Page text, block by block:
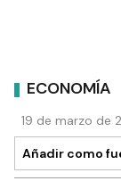
ECONOMÍA
19 de marzo de
Añadir como